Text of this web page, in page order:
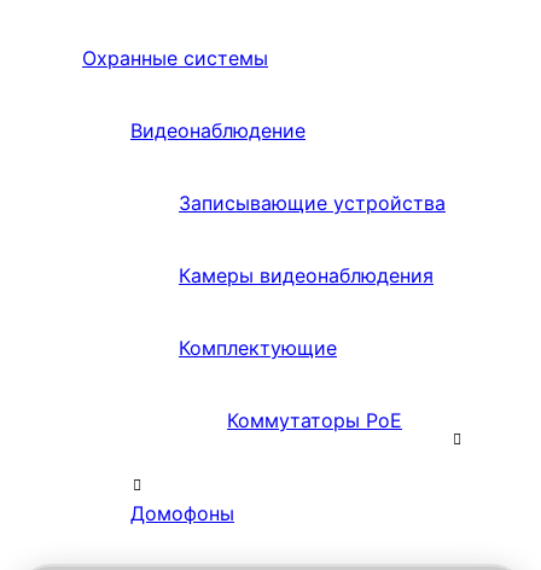
Охранные системы
Видеонаблюдение
Записывающие устройства
Камеры видеонаблюдения
Комплектующие
Коммутаторы PoE
Домофоны